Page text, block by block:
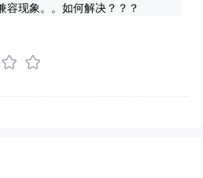
容现象。。如何解决？？？